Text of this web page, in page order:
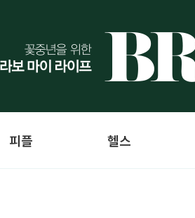
피플 헬스